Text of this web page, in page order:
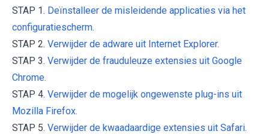
STAP 1. Deïnstalleer de misleidende applicaties via het
configuratiescherm.
STAP 2. Verwijder de adware uit Internet Explorer.
STAP 3. Verwijder de frauduleuze extensies uit Google
Chrome.
STAP 4. Verwijder de mogelijk ongewenste plug-ins uit
Mozilla Firefox.
STAP 5. Verwijder de kwaadaardige extensies uit Safari.